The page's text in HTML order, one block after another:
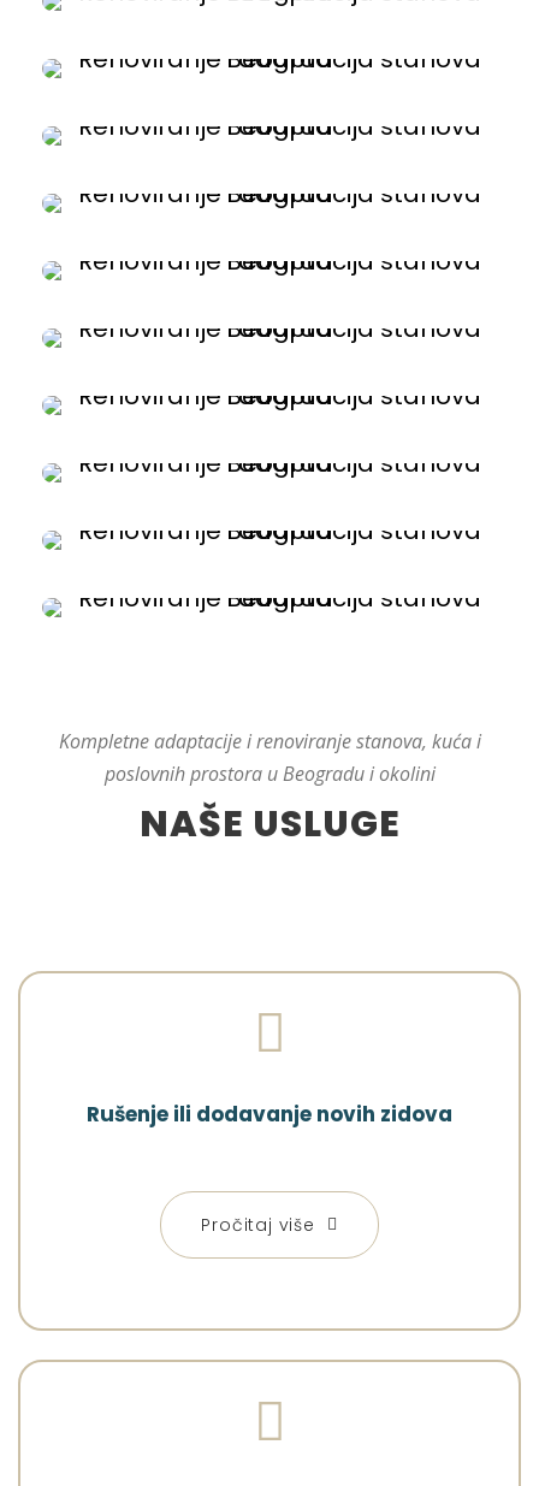
Kompletne adaptacije i renoviranje stanova, kuća i
poslovnih prostora u Beogradu i okolini
NAŠE USLUGE
Rušenje ili dodavanje novih zidova
Pročitaj više